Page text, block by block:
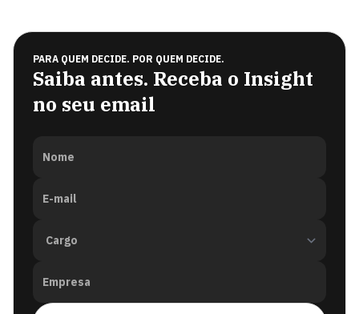
PARA QUEM DECIDE. POR QUEM DECIDE.
Saiba antes. Receba o Insight
no seu email
Nome
E-mail
Empresa